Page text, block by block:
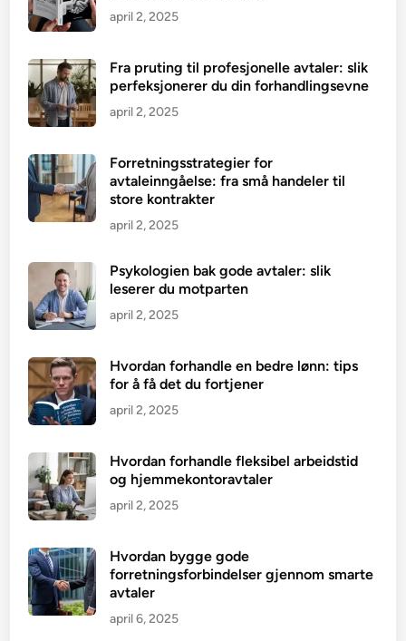
april 2, 2025
Fra pruting til profesjonelle avtaler: slik
perfeksjonerer du din forhandlingsevne
april 2, 2025
Forretningsstrategier for
avtaleinngåelse: fra små handeler til
store kontrakter
april 2, 2025
Psykologien bak gode avtaler: slik
leserer du motparten
april 2, 2025
Hvordan forhandle en bedre lønn: tips
for å få det du fortjener
april 2, 2025
Hvordan forhandle fleksibel arbeidstid
og hjemmekontoravtaler
april 2, 2025
Hvordan bygge gode
forretningsforbindelser gjennom smarte
avtaler
april 6, 2025